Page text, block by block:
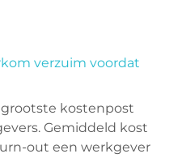
verzuim voordat
kostenpost
Gemiddeld kost
out een werkgever